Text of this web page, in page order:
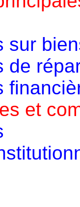
sur
de
et